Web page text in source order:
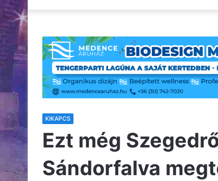
KIKAPCS
Ezt még
Sándorfalva